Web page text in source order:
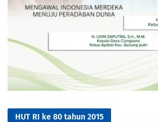
HUT RI ke 80 tahun 2015